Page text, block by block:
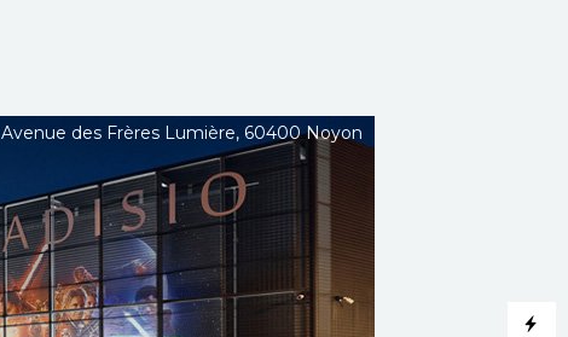
Avenue des Frères Lumière, 60400 Noyon